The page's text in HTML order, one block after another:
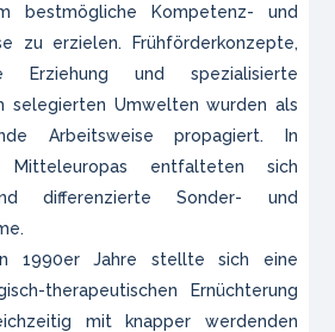
bestmögliche Kompetenz- und
zu erzielen. Frühförderkonzepte,
Erziehung und spezialisierte
selegierten Umwelten wurden als
Arbeitsweise propagiert. In
Mitteleuropas entfalteten sich
differenzierte Sonder- und
1990er Jahre stellte sich eine
therapeutischen Ernüchterung
mit knapper werdenden